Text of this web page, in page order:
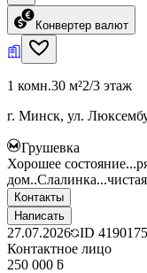
Конвертер валют
1 комн.30 м²2/3 этаж
г. Минск, ул.
Грушевка
Хорошее
Контакты
Написать
27.07.2026 ID 4190175
Контактное лицо
250 000 ƃ